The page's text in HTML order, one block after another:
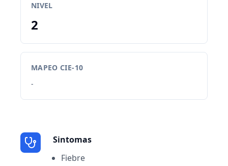
NIVEL
2
MAPEO CIE-10
-
Sintomas
Fiebre